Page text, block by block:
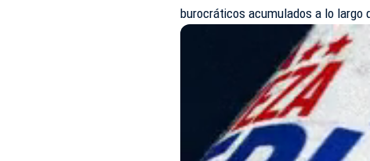
burocráticos acumulados a lo largo